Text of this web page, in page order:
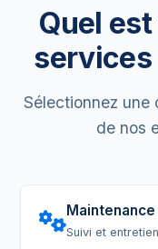
Quel
Sélectionnez une
de nos
Suivi et